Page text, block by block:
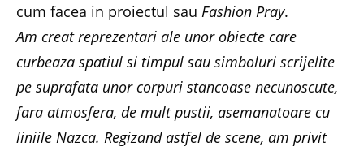
cum facea in proiectul sau Fashion Pray.
Am creat reprezentari ale unor obiecte care
curbeaza spatiul si timpul sau simboluri scrijelite
pe suprafata unor corpuri stancoase necunoscute,
fara atmosfera, de mult pustii, asemanatoare cu
liniile Nazca. Regizand astfel de scene, am privit